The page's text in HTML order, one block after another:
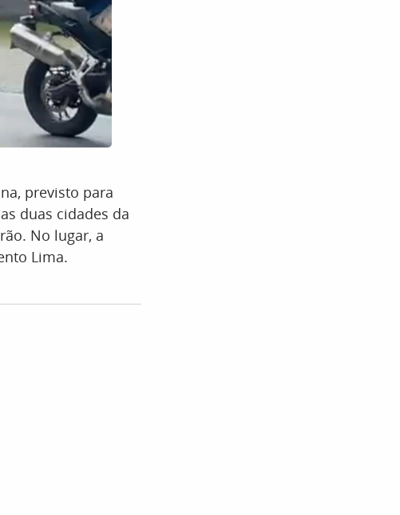
previsto para
duas cidades da
No lugar, a
Lima.